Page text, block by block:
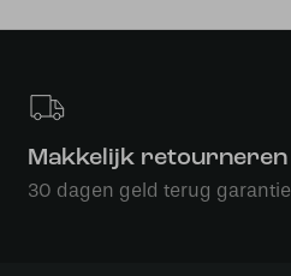
Makkelijk retourneren
30 dagen geld terug garantie